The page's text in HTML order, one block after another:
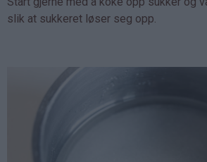
slik at sukkeret løser seg opp.